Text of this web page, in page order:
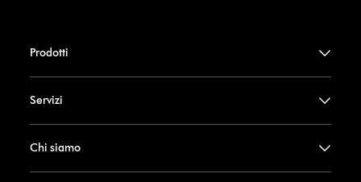
Prodotti
Servizi
Chi siamo